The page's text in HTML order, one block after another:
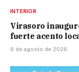
INTERIOR
Virasoro
fuerte acento
6 de agosto de 2026